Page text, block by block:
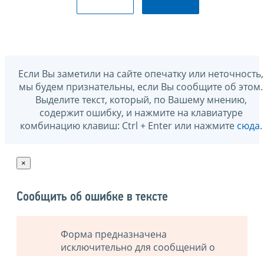
Если Вы заметили на сайте опечатку или неточность,
мы будем признательны, если Вы сообщите об этом.
Выделите текст, который, по Вашему мнению,
содержит ошибку, и нажмите на клавиатуре
комбинацию клавиш: Ctrl + Enter или нажмите сюда.
×
Сообщить об ошибке в тексте
Форма предназначена
исключительно для сообщений о